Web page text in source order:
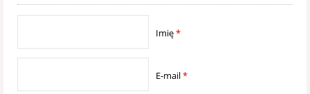
Imię*
E-mail*